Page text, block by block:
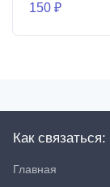
150 ₽
Как связаться:
Главная